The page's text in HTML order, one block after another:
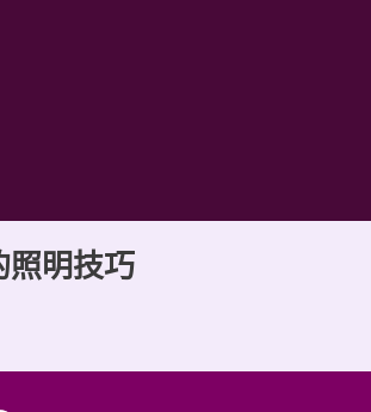
照明技巧